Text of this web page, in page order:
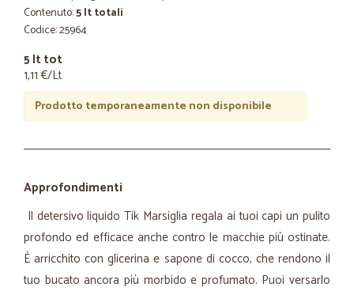
Contenuto:5 lt totali
Codice: 25964
5 lt tot
1,11 €/Lt
Prodotto temporaneamente non disponibile
Approfondimenti
Il detersivo liquido Tik Marsiglia regala ai tuoi capi un pulito
profondo ed efficace anche contro le macchie più ostinate.
È arricchito con glicerina e sapone di cocco, che rendono il
tuo bucato ancora più morbido e profumato. Puoi versarlo